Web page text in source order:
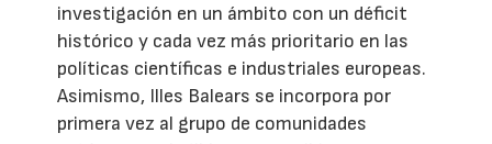
investigación en un ámbito con un déficit
histórico y cada vez más prioritario en las
políticas científicas e industriales europeas.
Asimismo, Illes Balears se incorpora por
primera vez al grupo de comunidades